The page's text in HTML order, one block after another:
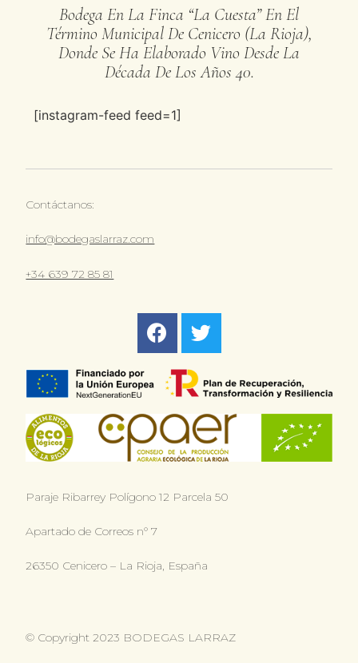
Bodega En La Finca “La Cuesta” En El
Término Municipal De Cenicero (La Rioja),
Donde Se Ha Elaborado Vino Desde La
Década De Los Años 40.
[instagram-feed feed=1]
Paraje Ribarrey Polígono 12 Parcela 50
Apartado de Correos n° 7
26350 Cenicero – La Rioja, España
Contáctanos:
info@bodegaslarraz.com
+34 639 72 85 81
© Copyright 2023 BODEGAS LARRAZ